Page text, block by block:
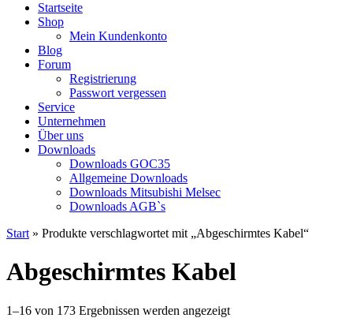
Startseite
Shop
Mein Kundenkonto
Blog
Forum
Registrierung
Passwort vergessen
Service
Unternehmen
Über uns
Downloads
Downloads GOC35
Allgemeine Downloads
Downloads Mitsubishi Melsec
Downloads AGB`s
Start » Produkte verschlagwortet mit „Abgeschirmtes Kabel“
Abgeschirmtes Kabel
1–16 von 173 Ergebnissen werden angezeigtNach